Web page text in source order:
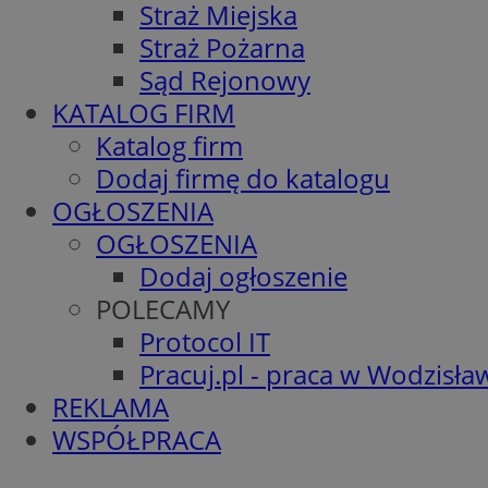
Straż Miejska
Straż Pożarna
Sąd Rejonowy
KATALOG FIRM
Katalog firm
Dodaj firmę do katalogu
OGŁOSZENIA
OGŁOSZENIA
Dodaj ogłoszenie
POLECAMY
Protocol IT
Pracuj.pl - praca w
REKLAMA
WSPÓŁPRACA